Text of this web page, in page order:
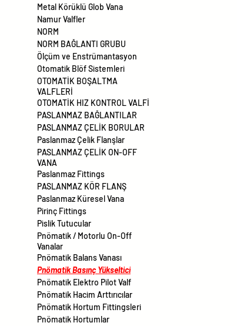
Metal Körüklü Glob Vana
Namur Valfler
NORM
NORM BAĞLANTI GRUBU
Ölçüm ve Enstrümantasyon
Otomatik Blöf Sistemleri
OTOMATİK BOŞALTMA
VALFLERİ
OTOMATİK HIZ KONTROL VALFİ
PASLANMAZ BAĞLANTILAR
PASLANMAZ ÇELİK BORULAR
Paslanmaz Çelik Flanşlar
PASLANMAZ ÇELİK ON-OFF
VANA
Paslanmaz Fittings
PASLANMAZ KÖR FLANŞ
Paslanmaz Küresel Vana
Pirinç Fittings
Pislik Tutucular
Pnömatik / Motorlu On-Off
Vanalar
Pnömatik Balans Vanası
Pnömatik Basınç Yükseltici
Pnömatik Elektro Pilot Valf
Pnömatik Hacim Arttırıcılar
Pnömatik Hortum Fittingsleri
Pnömatik Hortumlar